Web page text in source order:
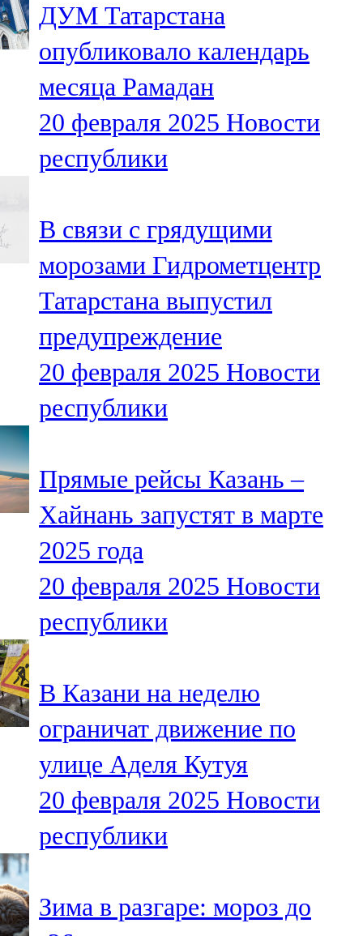
100,0 FM
Нурлат
104,7 FM
Олы Әтнә
71,42 FM
107,8 FM
Теләче
106,1 FM
Түбән Кама
102,6 FM
Чирмешән
Чистай
103,0 FM
Чүпрәле
91,0 FM
Шәмәрдән
Яңа чишмә
107,0 FM
Яр Чаллы
105,5 FM
ДУМ Татарстана
опубликовало календарь
месяца Рамадан
20 февраля 2025 Новости
республики
В связи с грядущими
морозами Гидрометцентр
Татарстана выпустил
предупреждение
20 февраля 2025 Новости
республики
Прямые рейсы Казань –
Хайнань запустят в марте
2025 года
20 февраля 2025 Новости
республики
В Казани на неделю
ограничат движение по
улице Аделя Кутуя
20 февраля 2025 Новости
республики
Зима в разгаре: мороз до